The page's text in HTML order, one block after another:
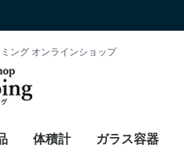
ング オンラインショップ
体積計 ガラス容器